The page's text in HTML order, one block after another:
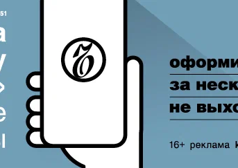
Реклама в «Ъ» www.kommersant.ru/ad